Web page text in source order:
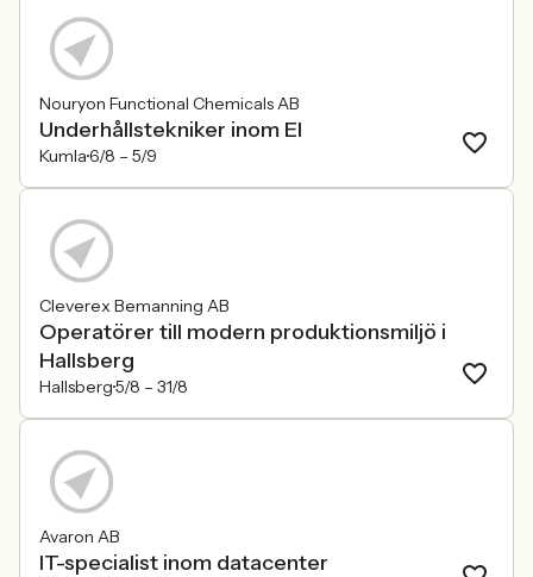
Nouryon Functional Chemicals AB
Underhållstekniker inom El
Kumla6/8 – 5/9
Cleverex Bemanning AB
Operatörer till modern produktionsmiljö i
Hallsberg
Hallsberg5/8 – 31/8
Avaron AB
IT-specialist inom datacenter